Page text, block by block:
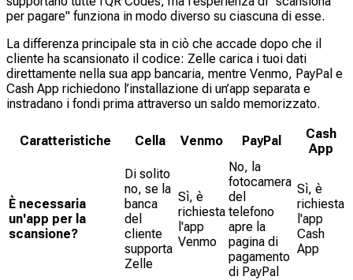
per pagare" funziona in modo diverso su ciascuna di esse.
La differenza principale sta in ciò che accade dopo che il
cliente ha scansionato il codice: Zelle carica i tuoi dati
direttamente nella sua app bancaria, mentre Venmo, PayPal e
Cash App richiedono l’installazione di un’app separata e
instradano i fondi prima attraverso un saldo memorizzato.
Caratteristiche Cella Venmo PayPal
Cash
App
È necessaria
un'app per la
scansione?
Di solito
no, se la
banca
del
cliente
supporta
Zelle
Sì, è
richiesta
l'app
Venmo
No, la
fotocamera
del
telefono
apre la
pagina di
pagamento
di PayPal
Sì, è
richiesta
l'app
Cash
App